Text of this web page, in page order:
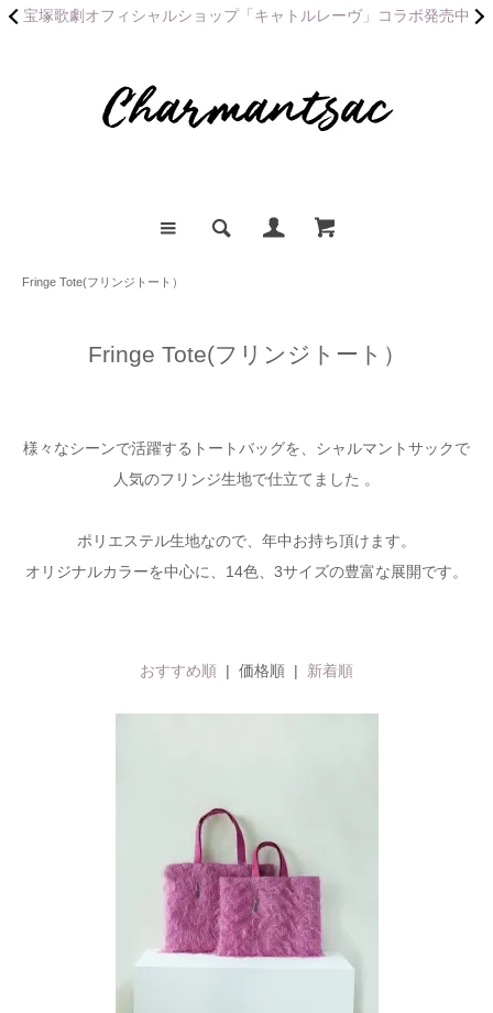
宝塚歌劇オフィシャルショップ「キャトルレーヴ」コラボ発売中
Fringe Tote(フリンジトート）
Fringe Tote(フリンジトート）
様々なシーンで活躍するトートバッグを、シャルマントサックで
人気のフリンジ生地で仕立てました 。
ポリエステル生地なので、年中お持ち頂けます。
オリジナルカラーを中心に、14色、3サイズの豊富な展開です。
おすすめ順 | 価格順 | 新着順